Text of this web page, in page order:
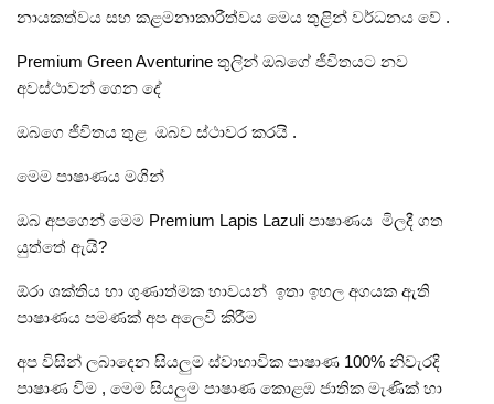
නායකත්වය සහ කළමනාකාරීත්වය මෙය තුළින් වර්ධනය වේ .
Premium Green Aventurine තුලින් ඔබගේ ජීවිතයට නව
අවස්ථාවන් ගෙන දේ
ඔබගෙ ජීවිතය තුළ ඔබව ස්ථාවර කරයි .
මෙම පාෂාණය මගින්
ඔබ අපගෙන් මෙම Premium Lapis Lazuli පාෂාණය මිලදී ගත
යුත්තේ ඇයි?
ඕරා ශක්තිය හා ගුණාත්මක භාවයන් ඉතා ඉහල අගයක ඇති
පාෂාණය පමණක් අප අලෙවි කිරීම
අප විසින් ලබාදෙන සියලුම ස්වාභාවික පාෂාණ 100% නිවැරදි
පාෂාණ විම , මෙම සියලුම පාෂාණ කොළඹ ජාතික මැණික් හා